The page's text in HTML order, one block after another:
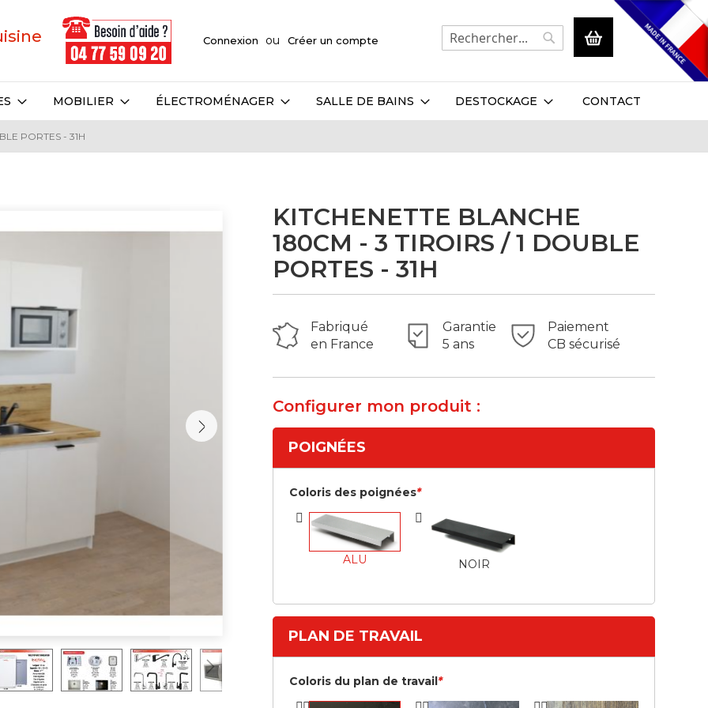
Connexion Créer un compte
Mon panier
Rechercher
Rechercher
MOBILIER ÉLECTROMÉNAGER SALLE DE BAINS DESTOCKAGE CONTACT
PORTES - 31H
KITCHENETTE BLANCHE
180CM - 3 TIROIRS / 1 DOUBLE
PORTES - 31H
Fabriqué
en France
Garantie
5 ans
Paiement
CB sécurisé
Configurer mon produit :
POIGNÉES
*
Coloris des poignées
ALU NOIR
PLAN DE TRAVAIL
*
Coloris du plan de travail